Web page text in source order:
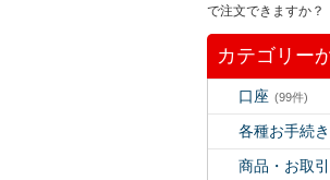
で注文できますか？
カテゴリー
口座 (99件)
各種お手続き
商品・お取引